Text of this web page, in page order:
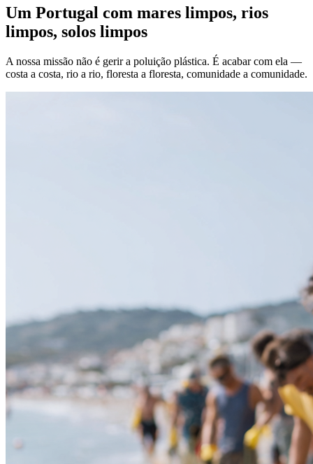
Um Portugal com mares limpos, rios
limpos, solos limpos
A nossa missão não é gerir a poluição plástica. É acabar com ela —
costa a costa, rio a rio, floresta a floresta, comunidade a comunidade.